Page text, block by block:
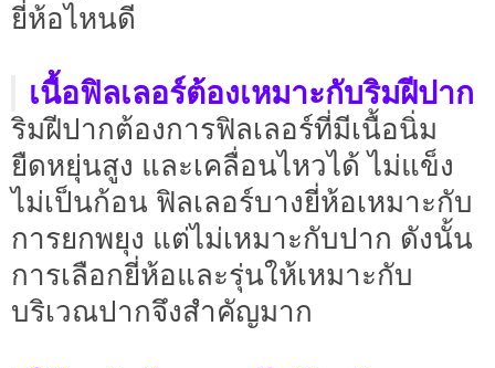
ยี่ห้อไหนดี
เนื้อฟิลเลอร์ต้องเหมาะกับริมฝีปาก
ริมฝีปากต้องการฟิลเลอร์ที่มีเนื้อนิ่ม
ยืดหยุ่นสูง และเคลื่อนไหวได้ ไม่แข็ง
ไม่เป็นก้อน ฟิลเลอร์บางยี่ห้อเหมาะกับ
การยกพยุง แต่ไม่เหมาะกับปาก ดังนั้น
การเลือกยี่ห้อและรุ่นให้เหมาะกับ
บริเวณปากจึงสำคัญมาก